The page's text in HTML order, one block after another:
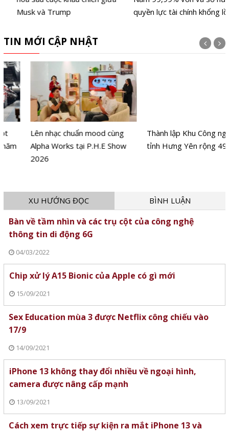
Musk và Trump
quyền lực tài chính khổng lồ
TIN MỚI CẬP NHẬT
Lên nhạc chuẩn mood cùng
Alpha Works tại P.H.E Show
Thành lập Khu Công nghệ cao
tỉnh Hưng Yên rộng 496,1 ha
XU HƯỚNG ĐỌC BÌNH LUẬN
Bàn về tầm nhìn và các trụ cột của công nghệ
thông tin di động 6G
04/03/2022
Chip xử lý A15 Bionic của Apple có gì mới
15/09/2021
Sex Education mùa 3 được Netflix công chiếu vào
17/9
14/09/2021
iPhone 13 không thay đổi nhiều về ngoại hình,
camera được nâng cấp mạnh
13/09/2021
Cách xem trực tiếp sự kiện ra mắt iPhone 13 và